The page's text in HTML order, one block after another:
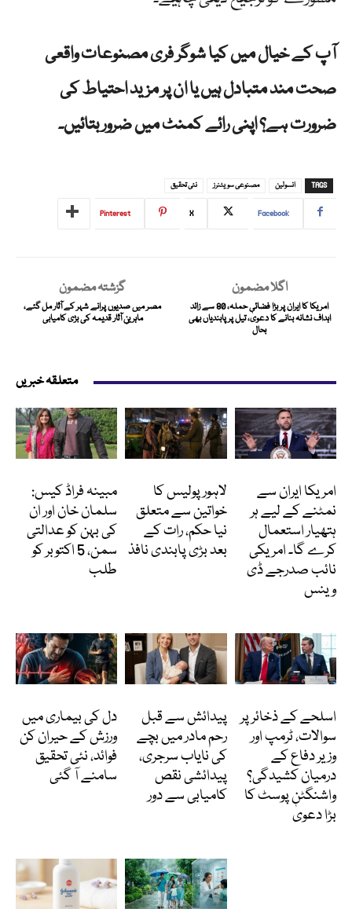
آپ کے خیال میں کیا شوگر فری مصنوعات واقعی
صحت مند متبادل ہیں یا ان پر مزید احتیاط کی
ضرورت ہے؟ اپنی رائے کمنٹ میں ضرور بتائیں۔
TAGS انسولین مصنوعی سویٹنرز نئی تحقیق
Facebook
X
Pinterest
گزشتہ مضمون
مصر میں صدیوں پرانے شہر کے آثار مل گئے،
ماہرینِ آثار قدیمہ کی بڑی کامیابی
اگلا مضمون
امریکا کا ایران پر بڑا فضائی حملہ، 80 سے زائد
اہداف نشانہ بنانے کا دعویٰ، تیل پر پابندیاں بھی
بحال
متعلقہ خبریں
امریکا ایران سے
نمٹنے کے لیے ہر
ہتھیار استعمال
کرے گا۔ امریکی
نائب صدرجے ڈی
وینس
لاہور پولیس کا
خواتین سے متعلق
نیا حکم، رات کے
بعد بڑی پابندی نافذ
مبینہ فراڈ کیس:
سلمان خان اور ان
کی بہن کو عدالتی
سمن، 5 اکتوبر کو
طلب
اسلحے کے ذخائر پر
سوالات، ٹرمپ اور
وزیر دفاع کے
درمیان کشیدگی؟
واشنگٹن پوسٹ کا
بڑا دعویٰ
پیدائش سے قبل
رحم مادر میں بچے
کی نایاب سرجری،
پیدائشی نقص
کامیابی سے دور
دل کی بیماری میں
ورزش کے حیران کن
فوائد، نئی تحقیق
سامنے آ گئی